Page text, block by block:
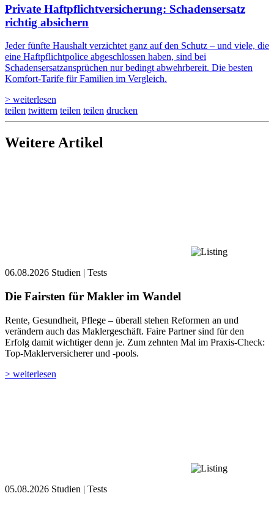
Private Haftpflicht­versicherung: Schadensersatz
richtig absichern
Jeder fünfte Haushalt verzichtet ganz auf den Schutz – und viele, die
eine Haftpflichtpolice abgeschlossen haben, sind bei
Schadensersatzansprüchen nur bedingt abwehrbereit. Die besten
Komfort-Tarife für Familien im Vergleich.
> weiterlesen
teilen twittern teilen teilen drucken
Weitere Artikel
06.08.2026 Studien | Tests
Die Fairsten für Makler im Wandel
Rente, Gesundheit, Pflege – überall stehen Reformen an und
verändern auch das Maklergeschäft. Faire Partner sind für den
Erfolg damit wichtiger denn je. Zum zehnten Mal im Praxis-Check:
Top-Maklerversicherer und -pools.
> weiterlesen
05.08.2026 Studien | Tests